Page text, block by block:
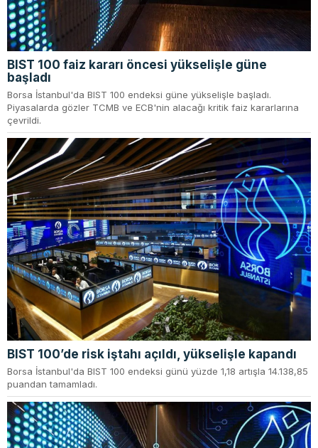
BIST 100 faiz kararı öncesi yükselişle güne
başladı
Borsa İstanbul'da BIST 100 endeksi güne yükselişle başladı.
Piyasalarda gözler TCMB ve ECB'nin alacağı kritik faiz kararlarına
çevrildi.
BIST 100’de risk iştahı açıldı, yükselişle kapandı
Borsa İstanbul'da BIST 100 endeksi günü yüzde 1,18 artışla 14.138,85
puandan tamamladı.